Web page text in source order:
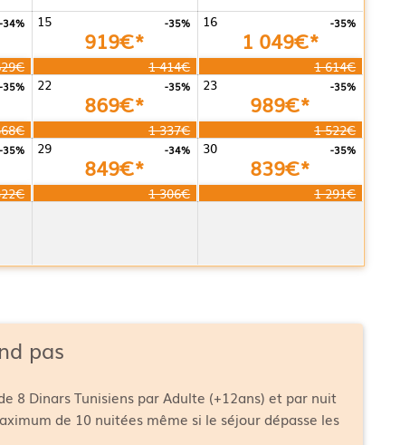
pas
8 Dinars Tunisiens par Adulte (+12ans) et par nuit
de 10 nuitées même si le séjour dépasse les
15 16
-34% -35%
919€*
1 414€
-35%
1 049€*
1 614€
22 23
-35% -35%
869€*
1 337€
-35%
989€*
1 522€
29 30
-35% -34%
849€*
1 306€
-35%
839€*
1 291€